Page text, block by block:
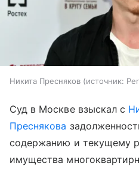
Никита Пресняков источник:
Суд в Москве взыскал с
Преснякова
содержанию и текущему
имущества